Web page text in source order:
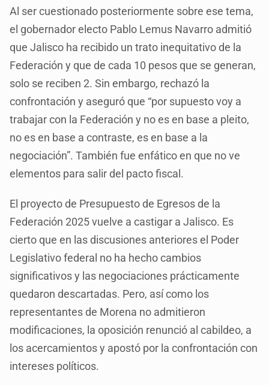
Al ser cuestionado posteriormente sobre ese tema,
el gobernador electo Pablo Lemus Navarro admitió
que Jalisco ha recibido un trato inequitativo de la
Federación y que de cada 10 pesos que se generan,
solo se reciben 2. Sin embargo, rechazó la
confrontación y aseguró que “por supuesto voy a
trabajar con la Federación y no es en base a pleito,
no es en base a contraste, es en base a la
negociación”. También fue enfático en que no ve
elementos para salir del pacto fiscal.
El proyecto de Presupuesto de Egresos de la
Federación 2025 vuelve a castigar a Jalisco. Es
cierto que en las discusiones anteriores el Poder
Legislativo federal no ha hecho cambios
significativos y las negociaciones prácticamente
quedaron descartadas. Pero, así como los
representantes de Morena no admitieron
modificaciones, la oposición renunció al cabildeo, a
los acercamientos y apostó por la confrontación con
intereses políticos.